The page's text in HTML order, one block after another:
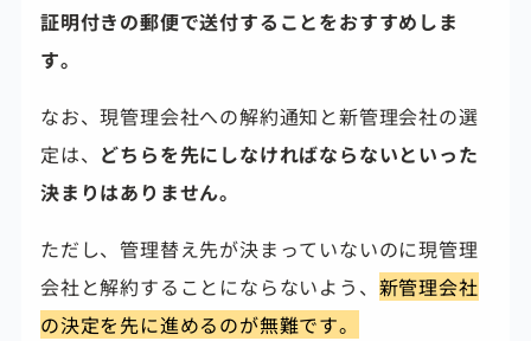
証明付きの郵便で送付することをおすすめしま
す。
なお、現管理会社への解約通知と新管理会社の選
定は、 どちらを先にしなければならないといった
決まりはありません。
ただし、管理替え先が決まっていないのに現管理
会社と解約することにならないよう、 新管理会社
の決定を先に進めるのが無難です。